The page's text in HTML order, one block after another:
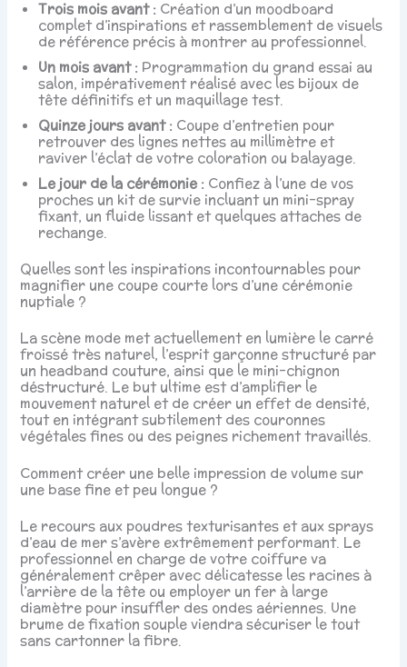
Trois mois avant : Création d’un moodboard
complet d’inspirations et rassemblement de visuels
de référence précis à montrer au professionnel.
Un mois avant : Programmation du grand essai au
salon, impérativement réalisé avec les bijoux de
tête définitifs et un maquillage test.
Quinze jours avant : Coupe d’entretien pour
retrouver des lignes nettes au millimètre et
raviver l’éclat de votre coloration ou balayage.
Le jour de la cérémonie : Confiez à l’une de vos
proches un kit de survie incluant un mini-spray
fixant, un fluide lissant et quelques attaches de
rechange.
Quelles sont les inspirations incontournables pour
magnifier une coupe courte lors d’une cérémonie
nuptiale ?
La scène mode met actuellement en lumière le carré
froissé très naturel, l’esprit garçonne structuré par
un headband couture, ainsi que le mini-chignon
déstructuré. Le but ultime est d’amplifier le
mouvement naturel et de créer un effet de densité,
tout en intégrant subtilement des couronnes
végétales fines ou des peignes richement travaillés.
Comment créer une belle impression de volume sur
une base fine et peu longue ?
Le recours aux poudres texturisantes et aux sprays
d’eau de mer s’avère extrêmement performant. Le
professionnel en charge de votre coiffure va
généralement crêper avec délicatesse les racines à
l’arrière de la tête ou employer un fer à large
diamètre pour insuffler des ondes aériennes. Une
brume de fixation souple viendra sécuriser le tout
sans cartonner la fibre.